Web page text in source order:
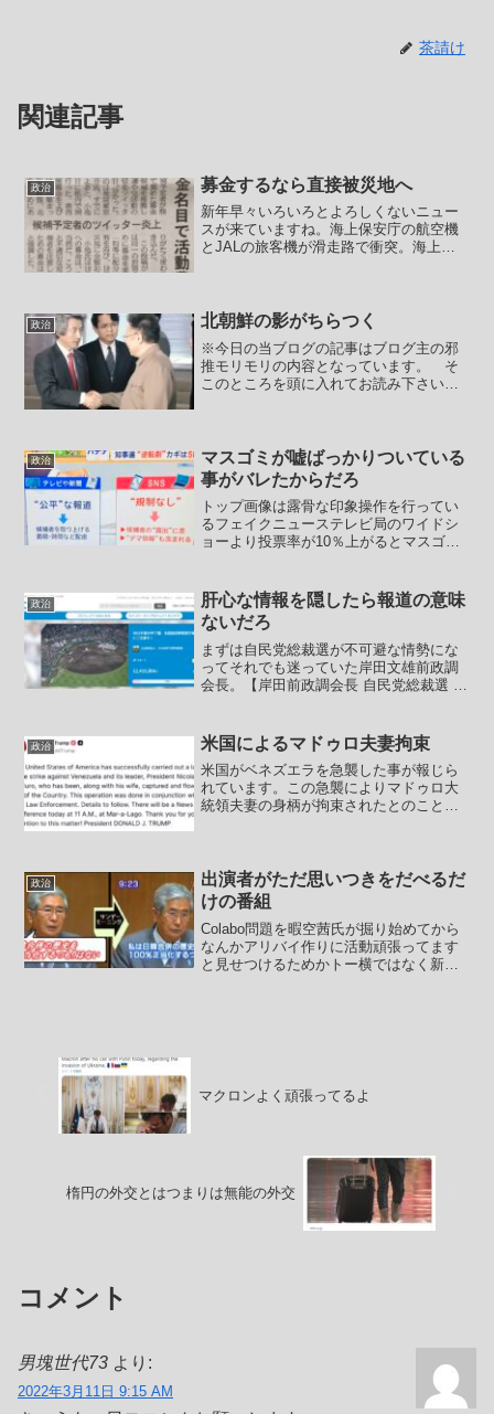
茶請け
関連記事
政治 募金するなら直接被災地へ
新年早々いろいろとよろしくないニュー
スが来ていますね。海上保安庁の航空機
とJALの旅客機が滑走路で衝突。海上保
が全員退避に...
政治 北朝鮮の影がちらつく
※今日の当ブログの記事はブログ主の邪
推モリモリの内容となっています。 そ
このところを頭に入れてお読み下さい。
そこから一歩踏み込んでみま...
政治
マスゴミが嘘ばっかりついている
事がバレたからだろ
トップ画像は露骨な印象操作を行ってい
るフェイクニューステレビ局のワイドシ
ョーより投票率が10％上がるとマスゴミ
れたと思います。マスゴミは今回の惨敗
で一斉に、SNSガー！...
政治
肝心な情報を隠したら報道の意味
ないだろ
まずは自民党総裁選が不可避な情勢にな
ってそれでも迷っていた岸田文雄前政調
会長。【岸田前政調会長 自民党総裁選 立
務調査会長は、立候補する意向を固めま
した。26日にも、正...
政治 米国によるマドゥロ夫妻拘束
米国がベネズエラを急襲した事が報じら
れています。この急襲によりマドゥロ大
統領夫妻の身柄が拘束されたとのことで
そのまえにベネズエラにつ...
政治
出演者がただ思いつきをだべるだ
けの番組
Colabo問題を暇空茜氏が掘り始めてから
なんかアリバイ作りに活動頑張ってます
と見せつけるためかトー横ではなく新宿
マクロンよく頑張ってるよ
楕円の外交とはつまりは無能の外交
コメント
男塊世代73 より:
2022年3月11日 9:15 AM